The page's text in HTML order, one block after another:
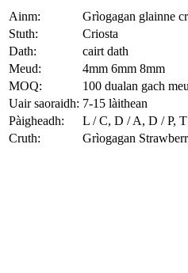
Ainm:
Grìogagan glainne
Stuth:
Criosta
Dath:
cairt dath
Meud:
4mm 6mm 8mm
MOQ:
100 dualan gach
Uair saoraidh: 7-15 làithean
Pàigheadh:
L / C, D / A, D / P,
Cruth:
Grìogagan